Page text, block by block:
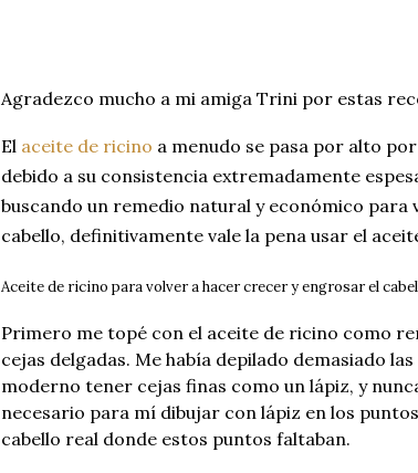
Agradezco mucho a mi amiga Trini por estas
El aceite de ricino a menudo se pasa por alto
debido a su consistencia extremadamente
buscando un remedio natural y económico para
cabello, definitivamente vale la pena usar el
Aceite de ricino para volver a hacer crecer y engrosar el
Primero me topé con el aceite de ricino como
cejas delgadas. Me había depilado demasiado
moderno tener cejas finas como un lápiz, y
necesario para mí dibujar con lápiz en los
cabello real donde estos puntos faltaban.